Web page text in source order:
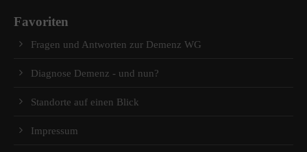
Favoriten
Fragen und Antworten zur Demenz WG
Diagnose Demenz - und nun?
Standorte auf einen Blick
Impressum